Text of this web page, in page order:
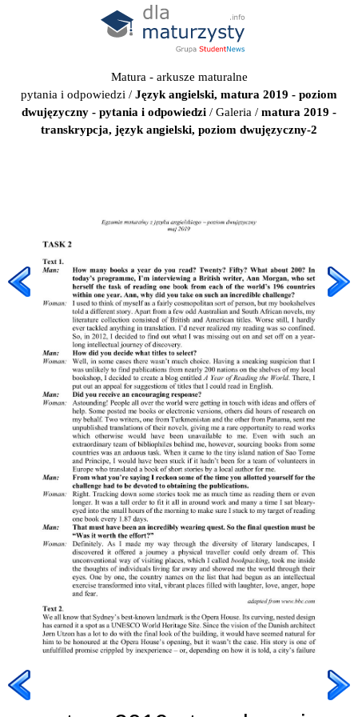
Matura - arkusze maturalne
pytania i odpowiedzi / Język angielski, matura 2019 - poziom
dwujęzyczny - pytania i odpowiedzi / Galeria / matura 2019 -
transkrypcja, język angielski, poziom dwujęzyczny-2